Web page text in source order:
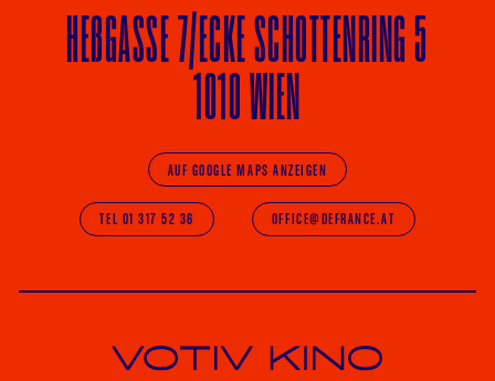
HEßGASSE 7/ECKESCHOTTENRING 5
1010 WIEN
AUF GOOGLE MAPS ANZEIGEN
TEL 01 317 52 36 OFFICE@DEFRANCE.AT
Votiv Kino und Kino De France in Wien